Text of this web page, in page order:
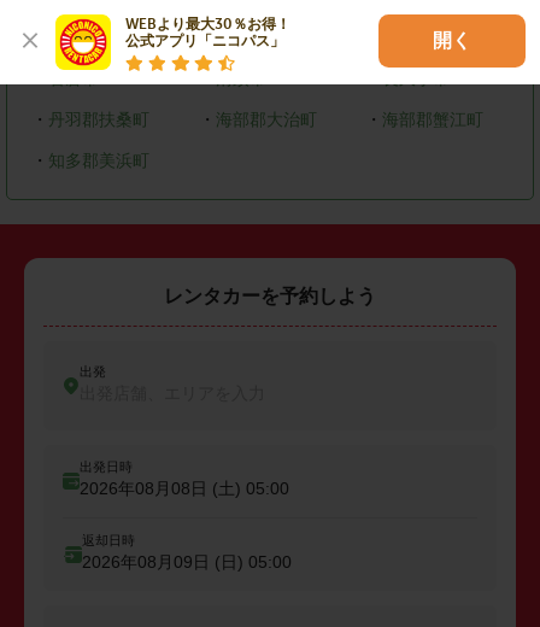
WEBより最大30％お得！
公式アプリ「ニコパス」
開く
・ 大府市 ・知多市 尾張旭市
・ 丹羽郡扶桑町 ・ 海部郡大治町 ・ 海部郡蟹江町
・ 知多郡美浜町
レンタカーを予約しよう
出発
出発日時
2026年08月08日 (土) 05:00
返却日時
2026年08月09日 (日) 05:00